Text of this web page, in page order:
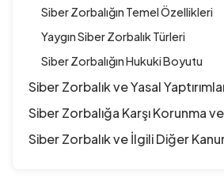
Siber Zorbalığın Temel Özellikleri
Yaygın Siber Zorbalık Türleri
Siber Zorbalığın Hukuki Boyutu
Siber Zorbalık ve Yasal
Siber Zorbalığa Karşı Korunma
Siber Zorbalık ve İlgili Diğer